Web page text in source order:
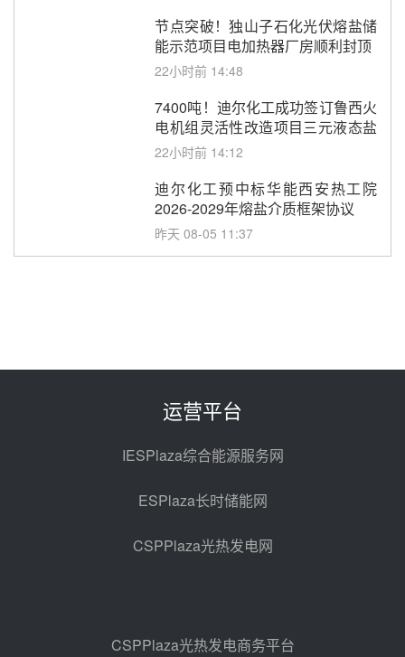
节点突破！独山子石化光伏熔盐储
能示范项目电加热器厂房顺利封顶
22小时前 14:48
7400吨！迪尔化工成功签订鲁西火
电机组灵活性改造项目三元液态盐
采购合同
22小时前 14:12
迪尔化工预中标华能西安热工院
2026-2029年熔盐介质框架协议
昨天 08-05 11:37
规模化助力构建绿色低碳电力供给
架协议项目中标候选人公示
350MW光热大基地建设提速！哈
锅中标格尔木项目蒸汽发生系统
前天 08-04 09:54
前天 08-04 09:27
运营平台
IESPlaza综合能源服务网
ESPlaza长时储能网
CSPPlaza光热发电网
CSPPlaza光热发电商务平台